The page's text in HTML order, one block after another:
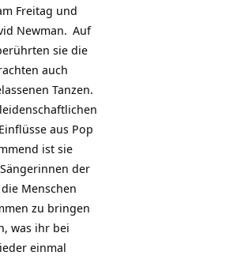
Freitag und
Newman. Auf
sie die
auch
Tanzen.
aus Pop
ist sie
Sängerinnen der
Menschen
zu bringen
was ihr bei
einmal